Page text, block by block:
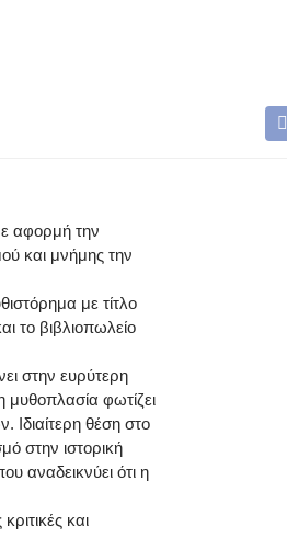
αφορμή την
και μνήμης την
με τίτλο
το βιβλιοπωλείο
στην ευρύτερη
φωτίζει
Ιδιαίτερη θέση στο
στην ιστορική
αναδεικνύει ότι η
και